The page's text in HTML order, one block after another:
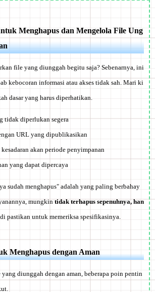
Menghapus dan Mengelola File Ung
file yang diunggah begitu saja? Sebenarnya, ini
kebocoran informasi atau akses tidak sah. Mari ki
dasar yang harus diperhatikan.
tidak diperlukan segera
URL yang dipublikasikan
akan periode penyimpanan
yang dapat dipercaya
sudah menghapus" adalah yang paling berbahay
mungkin tidak terhapus sepenuhnya, han
pastikan untuk memeriksa spesifikasinya.
Menghapus dengan Aman
diunggah dengan aman, beberapa poin pentin